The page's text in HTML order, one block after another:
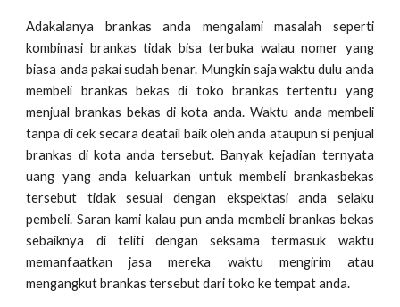
Adakalanya brankas anda mengalami masalah seperti
kombinasi brankas tidak bisa terbuka walau nomer yang
biasa anda pakai sudah benar. Mungkin saja waktu dulu anda
membeli brankas bekas di toko brankas tertentu yang
menjual brankas bekas di kota anda. Waktu anda membeli
tanpa di cek secara deatail baik oleh anda ataupun si penjual
brankas di kota anda tersebut. Banyak kejadian ternyata
uang yang anda keluarkan untuk membeli brankasbekas
tersebut tidak sesuai dengan ekspektasi anda selaku
pembeli. Saran kami kalau pun anda membeli brankas bekas
sebaiknya di teliti dengan seksama termasuk waktu
memanfaatkan jasa mereka waktu mengirim atau
mengangkut brankas tersebut dari toko ke tempat anda.